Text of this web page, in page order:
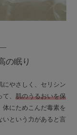
の眠り
にやさしく、セリシン
て、肌のうるおいを保
体にためこんだ毒素を
いという力があると言